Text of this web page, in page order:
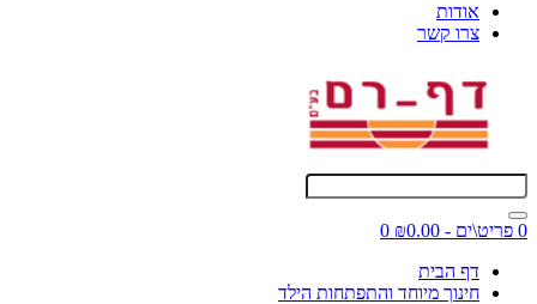
אודות
צרו קשר
0 פריט\ים - ₪0.00
0
דף הבית
חינוך מיוחד והתפתחות הילד